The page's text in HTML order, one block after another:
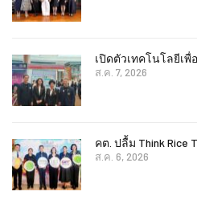
เปิดตัวเทคโนโลยีเพื่อ
ส.ค. 7, 2026
คต. ปลื้ม Think Rice
ส.ค. 6, 2026